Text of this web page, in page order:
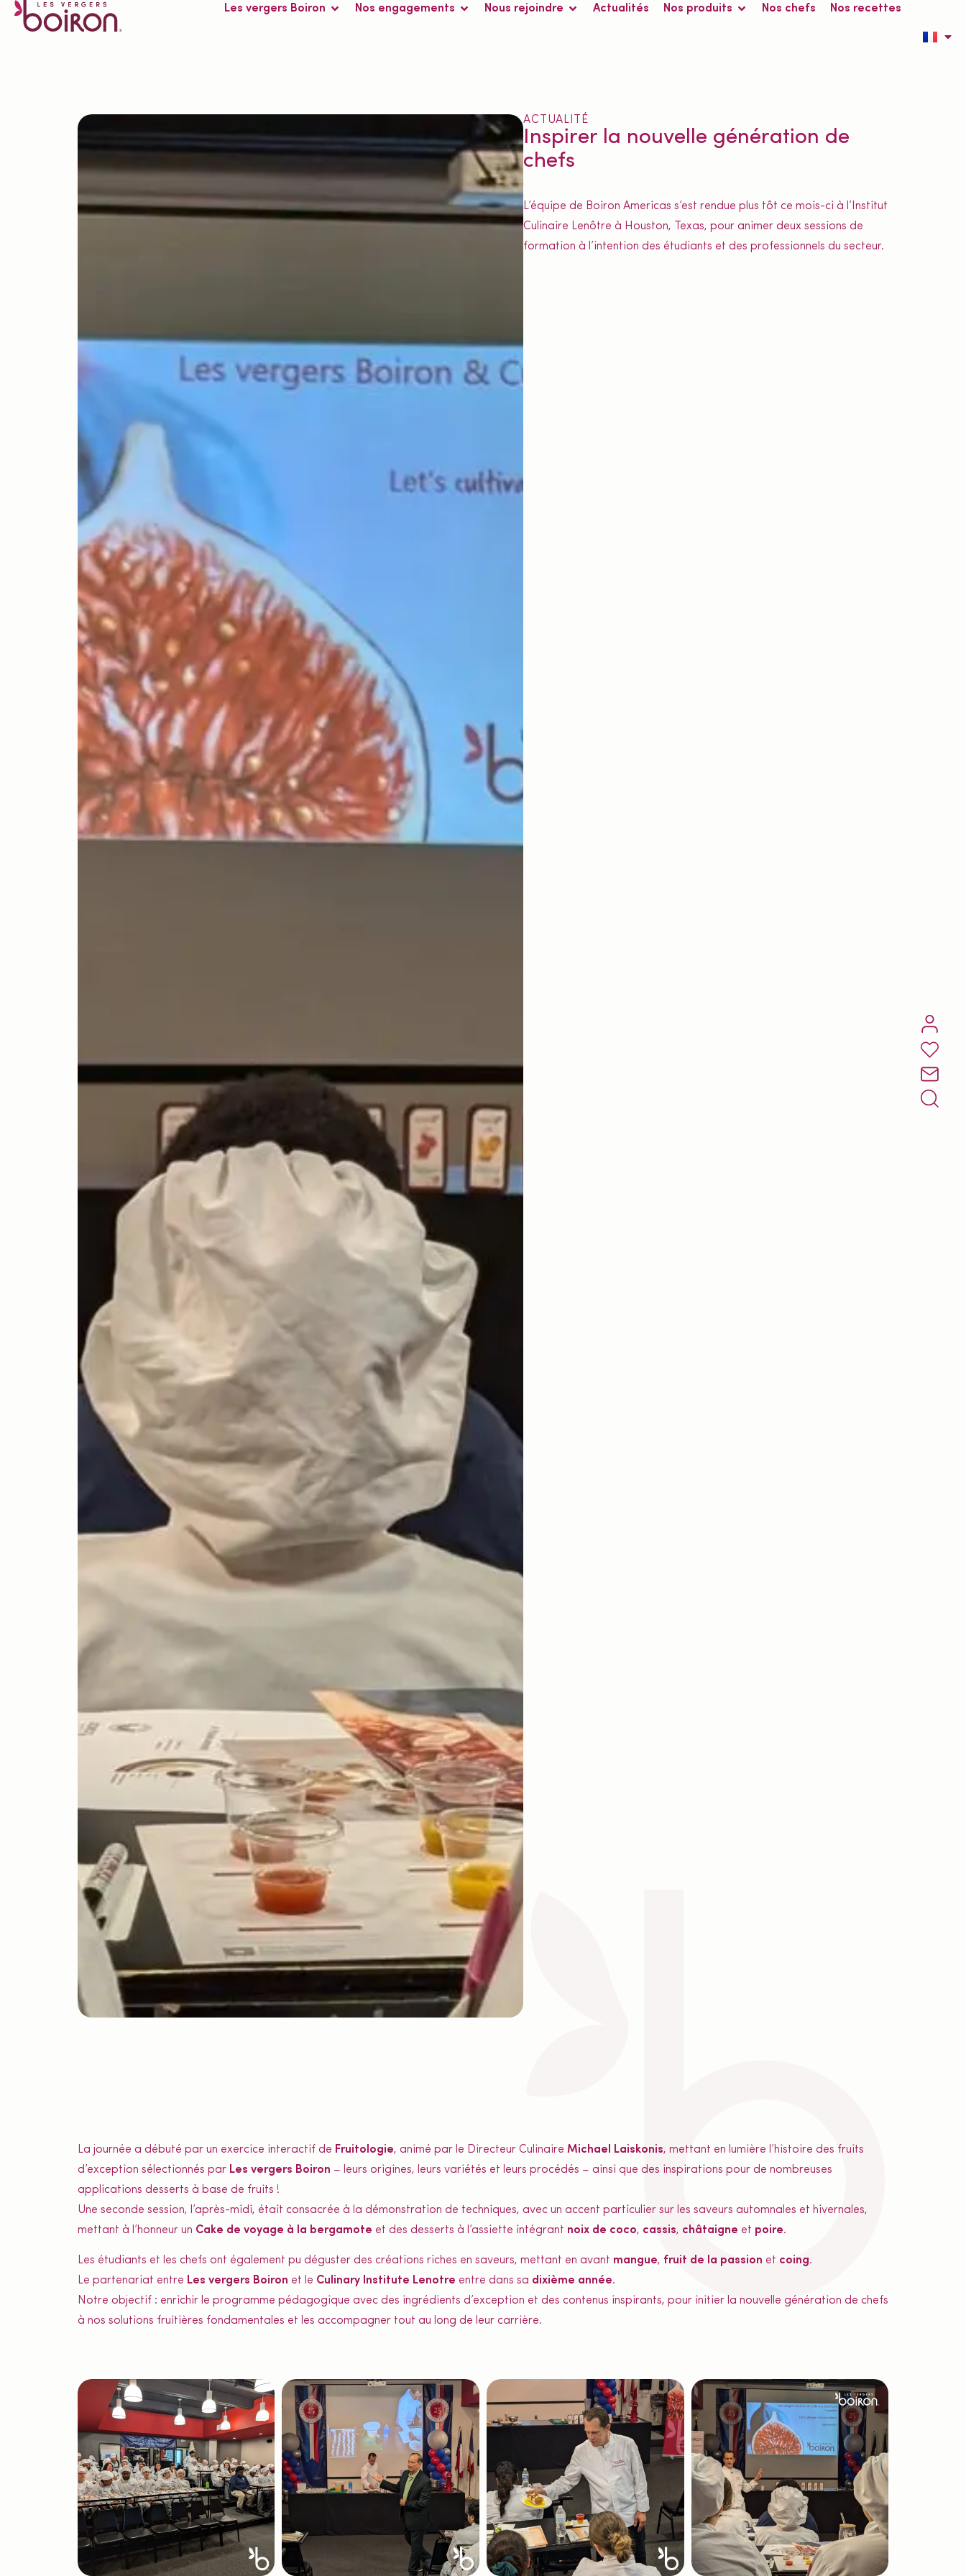
Les vergers Boiron Nos engagements Nous rejoindre Actualités Nos produits Nos chefs Nos recettes
ACTUALITÉ
Inspirer la nouvelle génération de
chefs
L’équipe de Boiron Americas s’est rendue plus tôt ce mois-ci à l’Institut
Culinaire Lenôtre à Houston, Texas, pour animer deux sessions de
formation à l’intention des étudiants et des professionnels du secteur.
La journée a débuté par un exercice interactif de Fruitologie, animé par le Directeur Culinaire Michael Laiskonis, mettant en lumière l’histoire des fruits
d’exception sélectionnés par Les vergers Boiron – leurs origines, leurs variétés et leurs procédés – ainsi que des inspirations pour de nombreuses
applications desserts à base de fruits !
Une seconde session, l’après-midi, était consacrée à la démonstration de techniques, avec un accent particulier sur les saveurs automnales et hivernales,
mettant à l’honneur un Cake de voyage à la bergamote et des desserts à l’assiette intégrant noix de coco, cassis, châtaigne et poire.
Les étudiants et les chefs ont également pu déguster des créations riches en saveurs, mettant en avant mangue, fruit de la passion et coing.
Le partenariat entre Les vergers Boiron et le Culinary Institute Lenotre entre dans sa dixième année.
Notre objectif : enrichir le programme pédagogique avec des ingrédients d’exception et des contenus inspirants, pour initier la nouvelle génération de chefs
à nos solutions fruitières fondamentales et les accompagner tout au long de leur carrière.